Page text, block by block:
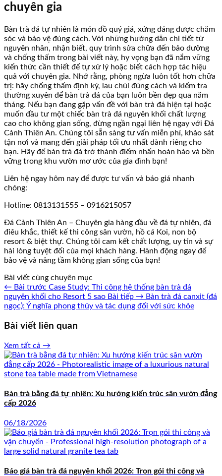
chuyên gia
Bàn trà đá tự nhiên là món đồ quý giá, xứng đáng được chăm
sóc và bảo vệ đúng cách. Với những hướng dẫn chi tiết từ
nguyên nhân, nhận biết, quy trình sửa chữa đến bảo dưỡng
và chống thấm trong bài viết này, hy vọng bạn đã nắm vững
kiến thức cần thiết để tự xử lý hoặc biết cách hợp tác hiệu
quả với chuyên gia. Nhớ rằng, phòng ngừa luôn tốt hơn chữa
trị: hãy chống thấm định kỳ, lau chùi đúng cách và kiểm tra
thường xuyên để bàn trà đá của bạn luôn bền đẹp qua năm
tháng. Nếu bạn đang gặp vấn đề với bàn trà đá hiện tại hoặc
muốn đầu tư một chiếc bàn trà đá nguyên khối chất lượng
cao cho không gian sống, đừng ngần ngại liên hệ ngay với Đá
Cảnh Thiên An. Chúng tôi sẵn sàng tư vấn miễn phí, khảo sát
tận nơi và mang đến giải pháp tối ưu nhất dành riêng cho
bạn. Hãy để bàn trà đá trở thành điểm nhấn hoàn hảo và bền
vững trong khu vườn mơ ước của gia đình bạn!
Liên hệ ngay hôm nay để được tư vấn và báo giá nhanh
chóng:
Hotline: 0813131555 – 0916215057
Đá Cảnh Thiên An – Chuyên gia hàng đầu về đá tự nhiên, đá
điêu khắc, thiết kế thi công sân vườn, hồ cá Koi, non bộ
resort & biệt thự. Chúng tôi cam kết chất lượng, uy tín và sự
hài lòng tuyệt đối của mọi khách hàng. Hành động ngay để
bảo vệ và nâng tầm không gian sống của bạn!
Bài viết cùng chuyên mục
← Bài trước Case Study: Thi công hệ thống bàn trà đá
nguyên khối cho Resort 5 sao Bài tiếp → Bàn trà đá canxit (đá
ngọc): Ý nghĩa phong thủy và tác dụng đối với sức khỏe
Bài viết liên quan
Xem tất cả →
Bàn trà bằng đá tự nhiên: Xu hướng kiến trúc sân vườn đẳng
cấp 2026
06/18/2026
Báo giá bàn trà đá nguyên khối 2026: Trọn gói thi công và